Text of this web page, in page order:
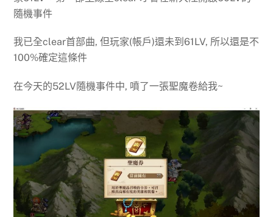
隨機事件
我已全clear首部曲, 但玩家(帳戶)還未到61LV, 所以還是不
100%確定這條件
在今天的52LV隨機事件中, 噴了一張聖魔卷給我~